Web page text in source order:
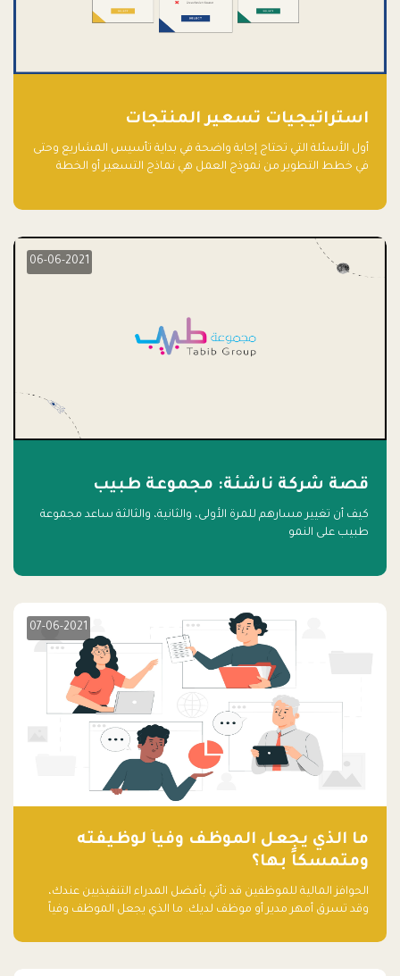
استراتيجيات تسعير المنتجات
أول الأسئلة التي تحتاج إجابة واضحة في بداية تأسيس المشاريع وحتى
في خطط التطوير من نموذج العمل هي نماذج التسعير أو الخطة
06-06-2021
قصة شركة ناشئة: مجموعة طبيب
كيف أن تغيير مسارهم للمرة الأولى، والثانية، والثالثة ساعد مجموعة
طبيب على النمو
07-06-2021
ما الذي يجعل الموظف وفياً لوظيفته
ومتمسكاً بها؟
الحوافز المالية للموظفين قد تأتي بأفضل المدراء التنفيذيين عندك،
وقد تسرق أمهر مدير أو موظف لديك. ما الذي يجعل الموظف وفياً